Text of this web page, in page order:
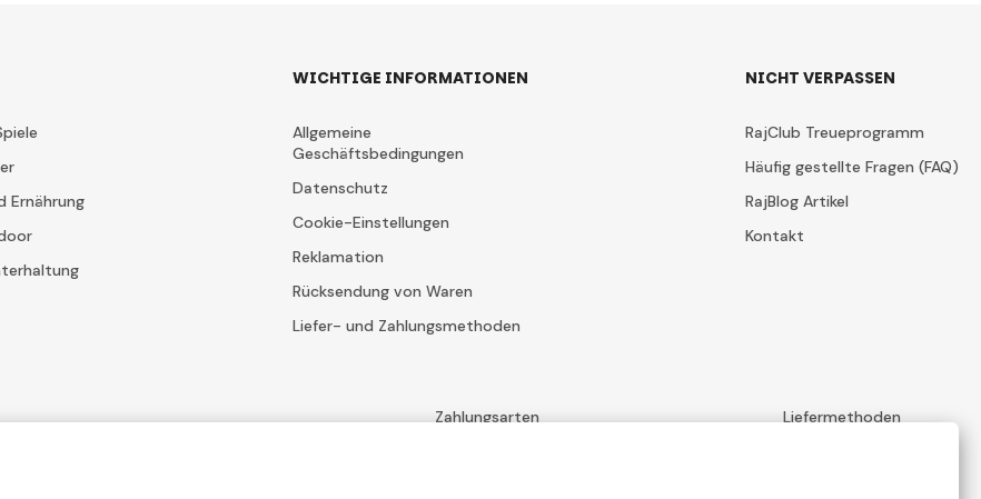
Ernährung
WICHTIGE INFORMATIONEN
Allgemeine
Geschäftsbedingungen
Datenschutz
Cookie-Einstellungen
Reklamation
Rücksendung von Waren
Liefer- und Zahlungsmethoden
NICHT VERPASSEN
RajClub Treueprogramm
Häufig gestellte Fragen (FAQ)
RajBlog Artikel
Kontakt
Zahlungsarten Liefermethoden